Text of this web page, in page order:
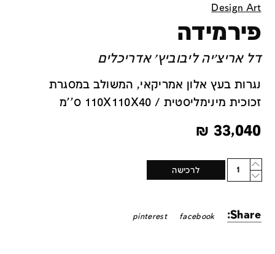
Design Art
פירמידה
דל אריצ׳יה ליבוביץ׳ אדריכלים
נגרות בעץ אלון אמריקאי, המשולב במסגרת
זכוכית מינימליסטית / 110X110X40 ס''מ
33,040
₪
Quantity
לרכישה
Share:
facebook
pinterest